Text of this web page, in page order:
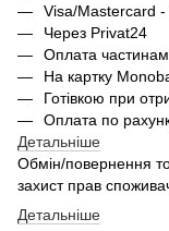
Visa/Mastercard
Через Privat24
Оплата
На картку
Готівкою при
Оплата по
Детальніше
Обмін/повернення
захист прав
Детальніше